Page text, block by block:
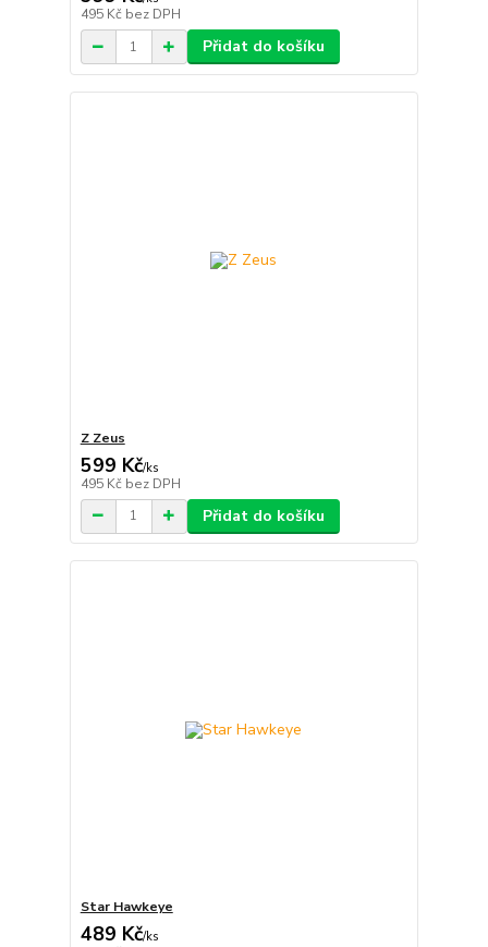
495 Kč bez DPH
Přidat do košíku
Z Zeus
599 Kč/ks
495 Kč bez DPH
Přidat do košíku
Star Hawkeye
489 Kč/ks